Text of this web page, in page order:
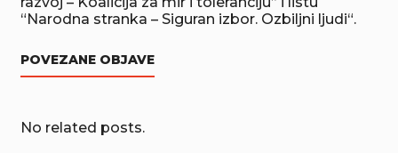
“Narodna stranka – Siguran izbor. Ozbiljni ljudi“.
POVEZANE OBJAVE
No related posts.